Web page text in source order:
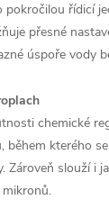
pokročilou řídicí
přesné
úspoře vody
chemické
během kterého
Zároveň slouží i